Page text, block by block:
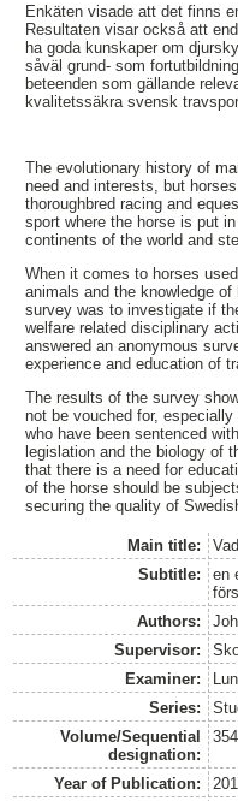
Enkäten visade att det finns
Resultaten visar också att
ha goda kunskaper om
såväl grund- som
beteenden som gällande
kvalitetssäkra svensk
The evolutionary history of
need and interests, but
thoroughbred racing and
sport where the horse is put
continents of the world and
When it comes to horses
animals and the knowledge
survey was to investigate if
welfare related disciplinary
answered an anonymous
experience and education of
The results of the survey
not be vouched for,
who have been sentenced
legislation and the biology of
that there is a need for
of the horse should be
securing the quality of
Main title:
Subtitle:
en
Authors:
Supervisor:
Examiner:
Series:
Volume/Sequential
designation:
354
Year of Publication: